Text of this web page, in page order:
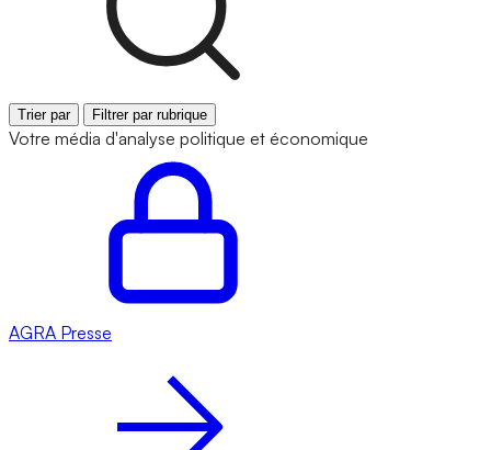
Trier par Filtrer par rubrique
Votre média d'analyse politique et économique
AGRA Presse